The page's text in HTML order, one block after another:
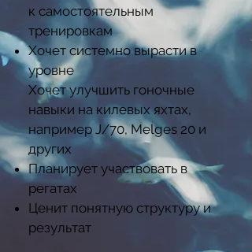
к самостоятельным
тренировкам
Хочет системно вырасти в
уровне
Хочет улучшить гоночные
навыки на килевых яхтах,
например J/70, Melges 20 и
других
Планирует участвовать в
регатах
Ценит понятную структуру и
результат